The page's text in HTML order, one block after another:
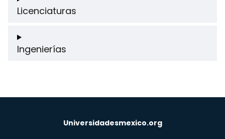
Licenciaturas
Ingenierías
Universidadesmexico.org